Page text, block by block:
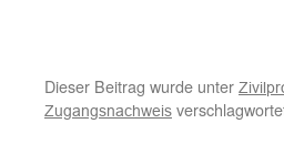
Dieser Beitrag wurde unter
Zugangsnachweis